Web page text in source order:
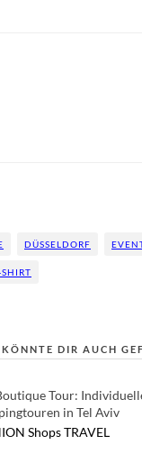
DÜSSELDORF
SHIRT
DIR AUCH
Tour:
in Tel Aviv
ShopsTRAVEL